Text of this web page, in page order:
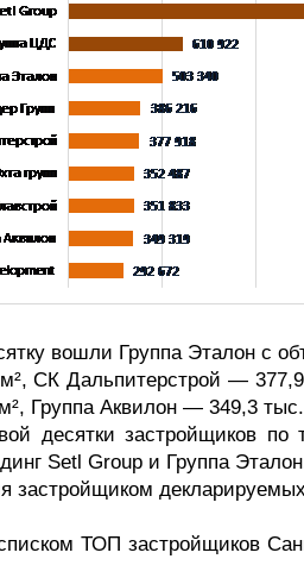
вошли Группа Эталон с
СК Дальпитерстрой —
Группа Аквилон — 349,3
десятки застройщиков по
Setl Group и Группа
застройщиком
ТОП застройщиков